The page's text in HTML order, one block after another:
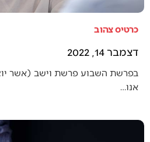
כרטיס צהוב
דצמבר 14, 2022
בפרשת השבוע פרשת וישב (אשר
אנו…